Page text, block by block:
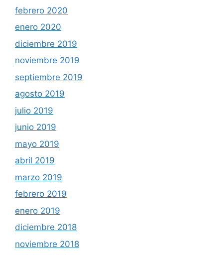
febrero 2020
enero 2020
diciembre 2019
noviembre 2019
septiembre 2019
agosto 2019
julio 2019
junio 2019
mayo 2019
abril 2019
marzo 2019
febrero 2019
enero 2019
diciembre 2018
noviembre 2018